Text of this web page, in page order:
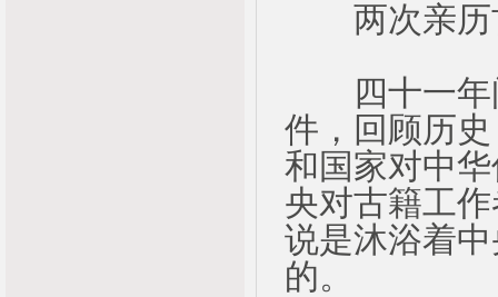
两次亲历
四十一年
件，回顾历
和国家对中
央对古籍工
说是沐浴着
的。